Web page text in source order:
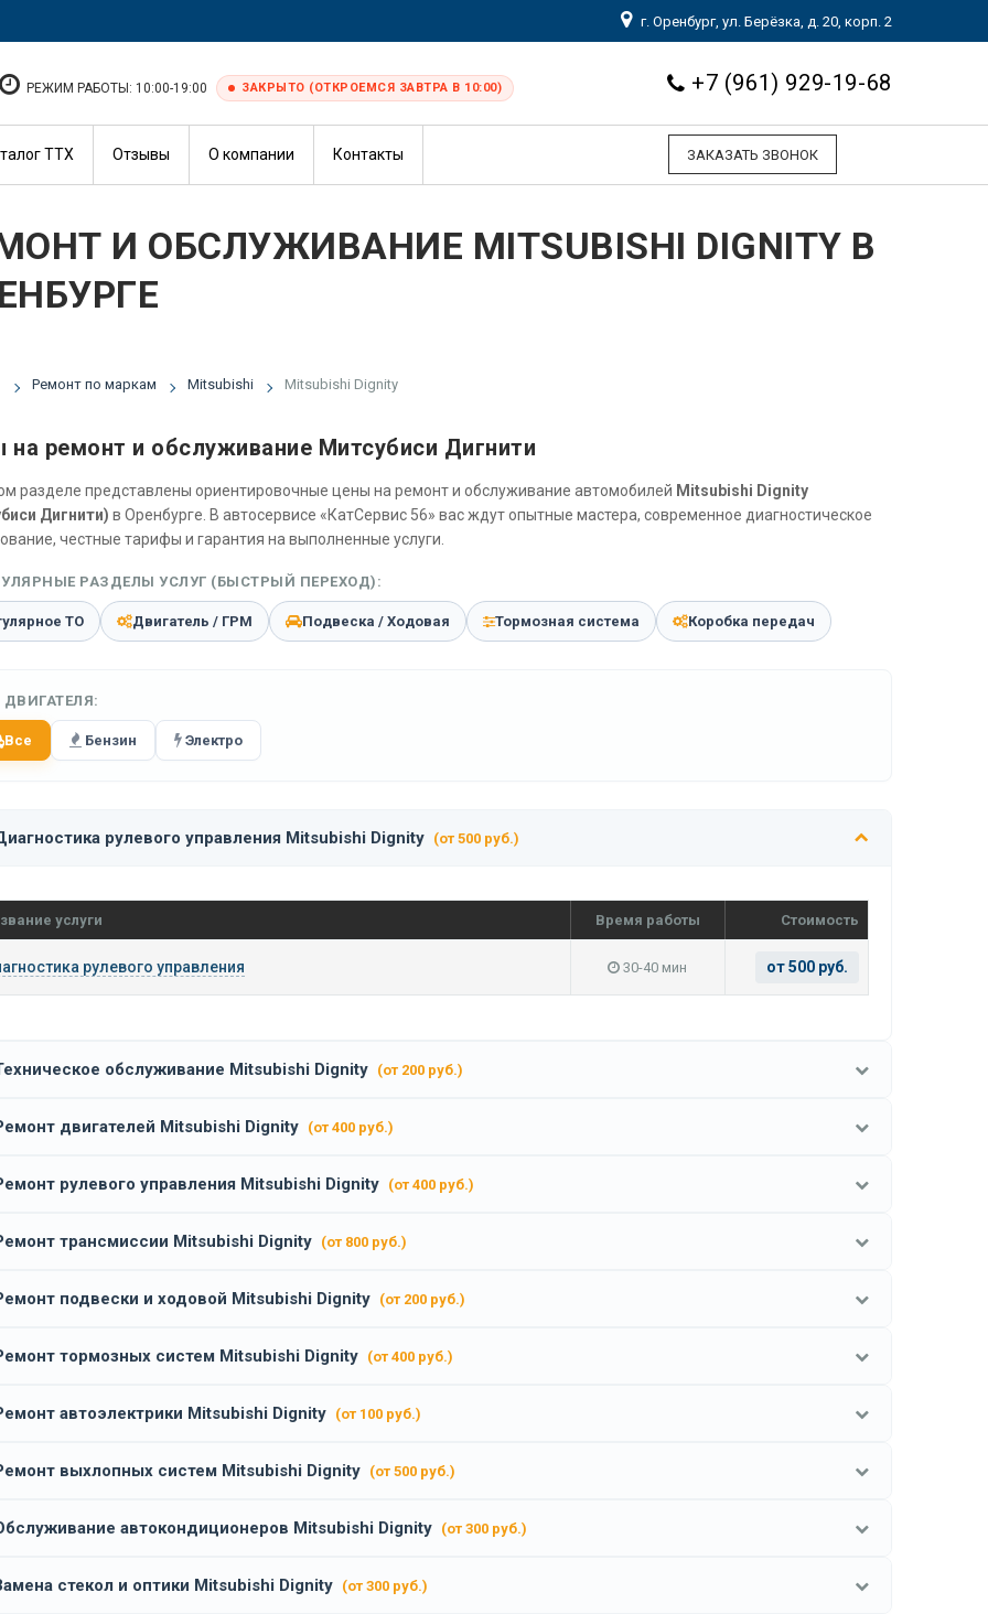
г. Оренбург, ул. Берёзка, д. 20, корп. 2
+7 (961) 929-19-68
РЕЖИМ РАБОТЫ: 10:00-19:00 ЗАКРЫТО (ОТКРОЕМСЯ ЗАВТРА В 10:00)
ЗАКАЗАТЬ ЗВОНОК
ТТХ Отзывы О компании Контакты
И ОБСЛУЖИВАНИЕ MITSUBISHI DIGNITY В
Ремонт по маркам Mitsubishi Mitsubishi Dignity
на ремонт и обслуживание Митсубиси Дигнити
разделе представлены ориентировочные цены на ремонт и обслуживание автомобилей Mitsubishi Dignity
Дигнити) в Оренбурге. В автосервисе «КатСервис 56» вас ждут опытные мастера, современное диагностическое
честные тарифы и гарантия на выполненные услуги.
РАЗДЕЛЫ УСЛУГ (БЫСТРЫЙ ПЕРЕХОД):
ТО Двигатель / ГРМ Подвеска / Ходовая Тормозная система Коробка передач
Все Бензин Электро
рулевого управления Mitsubishi Dignity (от 500 руб.)
услуги Время работы Стоимость
рулевого управления 30-40 мин от 500 руб.
обслуживание Mitsubishi Dignity (от 200 руб.)
двигателей Mitsubishi Dignity (от 400 руб.)
рулевого управления Mitsubishi Dignity (от 400 руб.)
трансмиссии Mitsubishi Dignity (от 800 руб.)
подвески и ходовой Mitsubishi Dignity (от 200 руб.)
тормозных систем Mitsubishi Dignity (от 400 руб.)
автоэлектрики Mitsubishi Dignity (от 100 руб.)
выхлопных систем Mitsubishi Dignity (от 500 руб.)
автокондиционеров Mitsubishi Dignity (от 300 руб.)
стекол и оптики Mitsubishi Dignity (от 300 руб.)